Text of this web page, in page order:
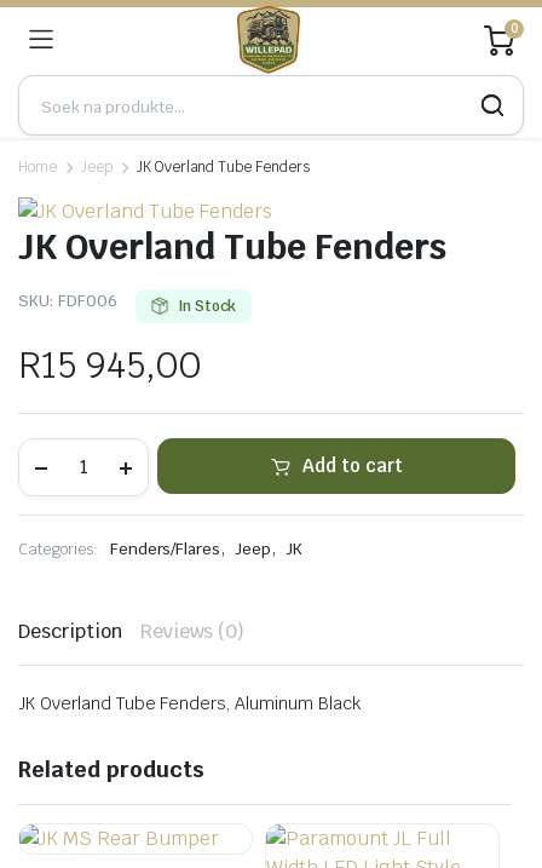
0
Home Jeep JK Overland Tube Fenders
JK Overland Tube Fenders
SKU: FDF006 In Stock
R15 945,00
Overland
Fenders
Add to cart
Categories: Fenders/Flares, Jeep, JK
Description Reviews (0)
JK Overland Tube Fenders, Aluminum Black
Related products